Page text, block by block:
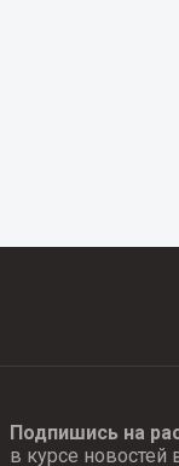
Подпишись на
в курсе новостей